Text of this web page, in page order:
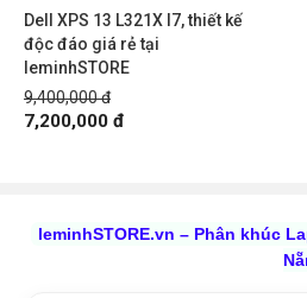
Dell XPS 13 L321X I7, thiết kế
độc đáo giá rẻ tại
leminhSTORE
9,400,000 đ
7,200,000 đ
leminhSTORE.vn – Phân khúc